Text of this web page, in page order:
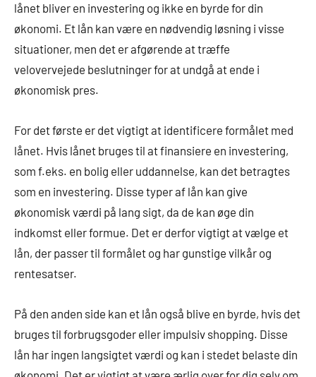
lånet bliver en investering og ikke en byrde for din
økonomi. Et lån kan være en nødvendig løsning i visse
situationer, men det er afgørende at træffe
velovervejede beslutninger for at undgå at ende i
økonomisk pres.
For det første er det vigtigt at identificere formålet med
lånet. Hvis lånet bruges til at finansiere en investering,
som f.eks. en bolig eller uddannelse, kan det betragtes
som en investering. Disse typer af lån kan give
økonomisk værdi på lang sigt, da de kan øge din
indkomst eller formue. Det er derfor vigtigt at vælge et
lån, der passer til formålet og har gunstige vilkår og
rentesatser.
På den anden side kan et lån også blive en byrde, hvis det
bruges til forbrugsgoder eller impulsiv shopping. Disse
lån har ingen langsigtet værdi og kan i stedet belaste din